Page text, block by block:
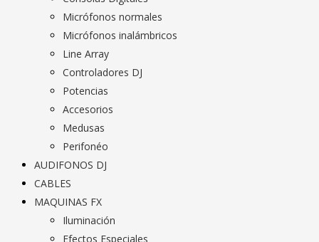
Micrófonos normales
Micrófonos inalámbricos
Line Array
Controladores DJ
Potencias
Accesorios
Medusas
Perifonéo
AUDIFONOS DJ
CABLES
MAQUINAS FX
Iluminación
Efectos Especiales